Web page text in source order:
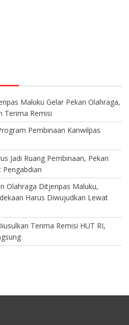
Maluku Gelar Pekan Olahraga,
Terima Remisi
Pembinaan Kanwilpas
Jadi Ruang Pembinaan, Pekan
Olahraga Ditjenpas Maluku,
Harus Diwujudkan Lewat
Terima Remisi HUT RI,